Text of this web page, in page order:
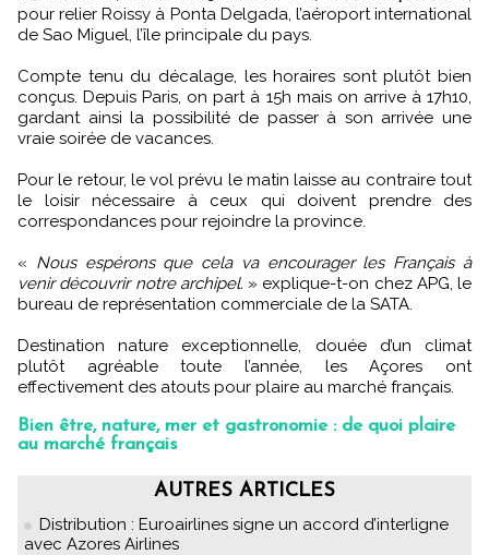
pour relier Roissy à Ponta Delgada, l’aéroport international
de Sao Miguel, l’île principale du pays.
Compte tenu du décalage, les horaires sont plutôt bien
conçus. Depuis Paris, on part à 15h mais on arrive à 17h10,
gardant ainsi la possibilité de passer à son arrivée une
vraie soirée de vacances.
Pour le retour, le vol prévu le matin laisse au contraire tout
le loisir nécessaire à ceux qui doivent prendre des
correspondances pour rejoindre la province.
« Nous espérons que cela va encourager les Français à
venir découvrir notre archipel. » explique-t-on chez APG, le
bureau de représentation commerciale de la SATA.
Destination nature exceptionnelle, douée d’un climat
plutôt agréable toute l’année, les Açores ont
effectivement des atouts pour plaire au marché français.
Bien être, nature, mer et gastronomie : de quoi plaire
au marché français
AUTRES ARTICLES
Distribution : Euroairlines signe un accord d’interligne
avec Azores Airlines